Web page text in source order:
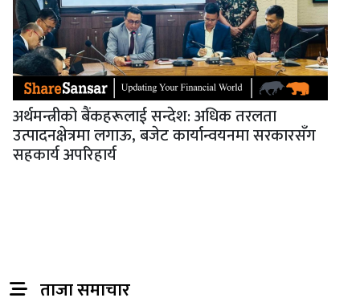
अर्थमन्त्रीको बैंकहरूलाई सन्देश: अधिक तरलता
उत्पादनक्षेत्रमा लगाऊ, बजेट कार्यान्वयनमा सरकारसँग
सहकार्य अपरिहार्य
ताजा समाचार